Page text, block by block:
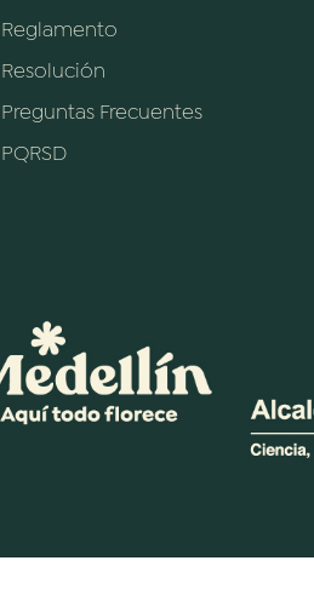
Reglamento
Resolución
Preguntas Frecuentes
PQRSD